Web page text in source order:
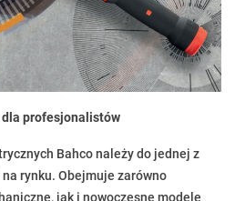
dla profesjonalistów
Bahco należy do jednej z
rynku. Obejmuje zarówno
jak i nowoczesne modele